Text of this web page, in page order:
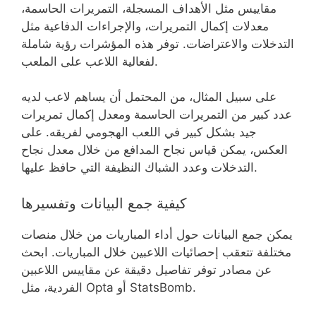
مقاييس مثل الأهداف المسجلة، التمريرات الحاسمة،
معدلات إكمال التمريرات، والإجراءات الدفاعية مثل
التدخلات والاعتراضات. توفر هذه المؤشرات رؤية شاملة
لفعالية اللاعب على الملعب.
على سبيل المثال، من المحتمل أن يساهم لاعب لديه
عدد كبير من التمريرات الحاسمة ومعدل إكمال تمريرات
جيد بشكل كبير في اللعب الهجومي لفريقه. على
العكس، يمكن قياس نجاح المدافع من خلال معدل نجاح
التدخلات وعدد الشباك النظيفة التي حافظ عليها.
كيفية جمع البيانات وتفسيرها
يمكن جمع البيانات حول أداء المباريات من خلال منصات
مختلفة تتعقب إحصائيات اللاعبين خلال المباريات. ابحث
عن مصادر توفر تفاصيل دقيقة عن مقاييس اللاعبين
الفردية، مثل Opta أو StatsBomb.